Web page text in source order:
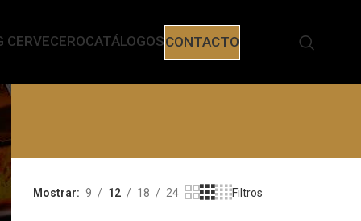
CERVECEROCATÁLOGOSCONTACTO
Mostrar 9 12 18 24 Filtros